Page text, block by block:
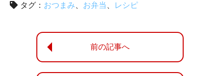
タグ： おつまみ お弁当 レシピ
前の記事へ